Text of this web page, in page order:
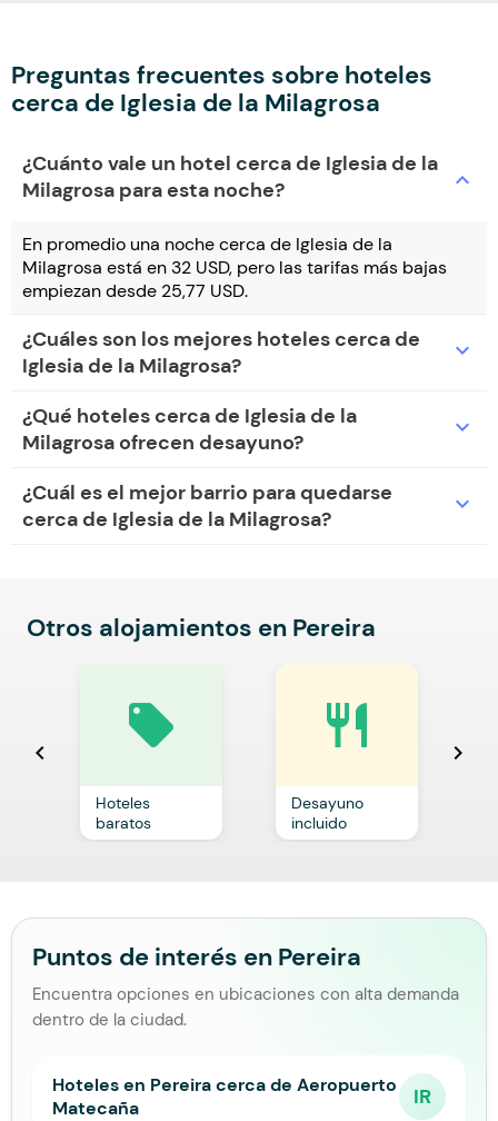
Preguntas frecuentes sobre hoteles
cerca de Iglesia de la Milagrosa
¿Cuánto vale un hotel cerca de Iglesia de la
Milagrosa para esta noche?
expand_more
En promedio una noche cerca de Iglesia de la
Milagrosa está en 32 USD, pero las tarifas más bajas
empiezan desde 25,77 USD.
¿Cuáles son los mejores hoteles cerca de
Iglesia de la Milagrosa?
expand_more
¿Qué hoteles cerca de Iglesia de la
Milagrosa ofrecen desayuno?
expand_more
¿Cuál es el mejor barrio para quedarse
cerca de Iglesia de la Milagrosa?
expand_more
Otros alojamientos en Pereira
chevron_left
local_offer
Hoteles
baratos
restaurant
Desayuno
incluido
chevron_right
Puntos de interés en Pereira
Encuentra opciones en ubicaciones con alta demanda
dentro de la ciudad.
Hoteles en Pereira cerca de Aeropuerto
Matecaña
IR